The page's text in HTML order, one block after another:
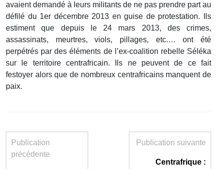
avaient demandé à leurs militants de ne pas prendre part au
défilé du 1er décembre 2013 en guise de protestation. Ils
estiment que depuis le 24 mars 2013, des crimes,
assassinats, meurtres, viols, pillages, etc.… ont été
perpétrés par des éléments de l’ex-coalition rebelle Séléka
sur le territoire centrafricain. Ils ne peuvent de ce fait
festoyer alors que de nombreux centrafricains manquent de
paix.
Publication
précédente
Publication suivante
Centrafrique :